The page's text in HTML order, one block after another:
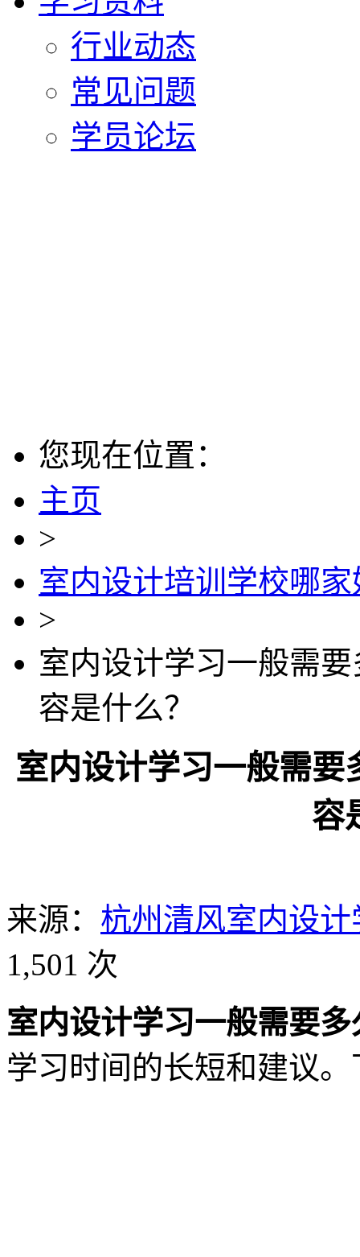
行业动态
常见问题
学员论坛
您现在位置：
主页
>
室内设计培训学校哪家
>
室内设计学习一般需
容是什么？
室内设计学习一般需
容
来源： 杭州清风室内设计
1,501 次
室内设计学习一般需要多
学习时间的长短和建议